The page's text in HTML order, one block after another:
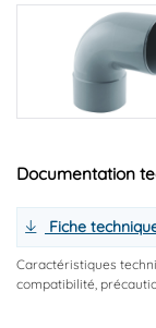
Documentation
Fiche
Caractéristiques
compatibilité,